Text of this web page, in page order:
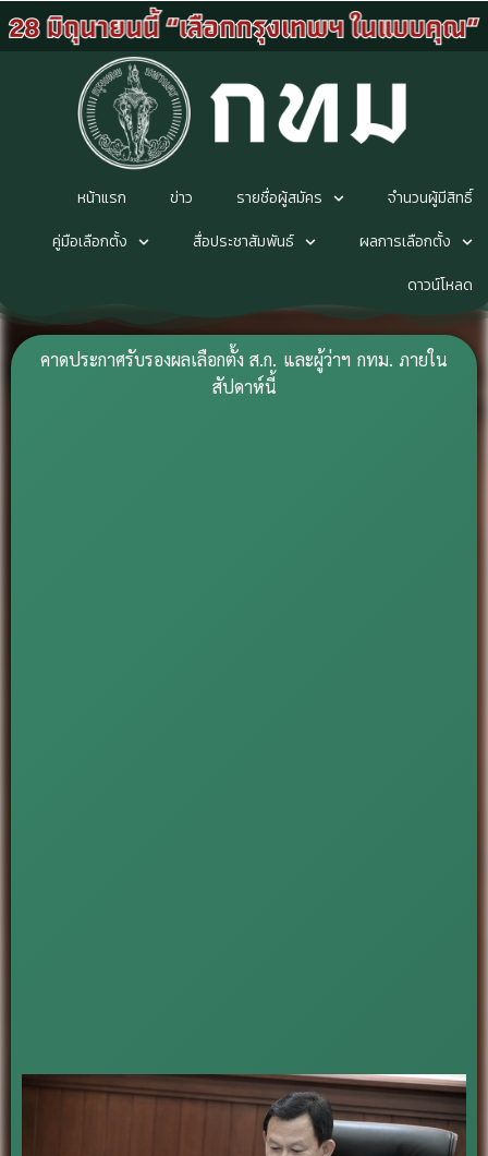
หน้าแรก ข่าว รายชื่อผู้สมัคร
จำนวนผู้มีสิทธิ์
คู่มือเลือกตั้ง
สื่อประชาสัมพันธ์
ผลการเลือกตั้ง
ดาวน์โหลด
คาดประกาศรับรองผลเลือกตั้ง ส.ก. และผู้ว่าฯ กทม. ภายใน
สัปดาห์นี้